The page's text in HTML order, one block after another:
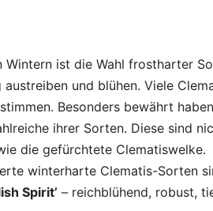
Wintern ist die Wahl frostharter
und blühen. Viele
Besonders bewährt
ihrer Sorten. Diese sind
die gefürchtete Clematiswelke.
winterharte Clematis-Sorten
Spirit’ – reichblühend, robust,